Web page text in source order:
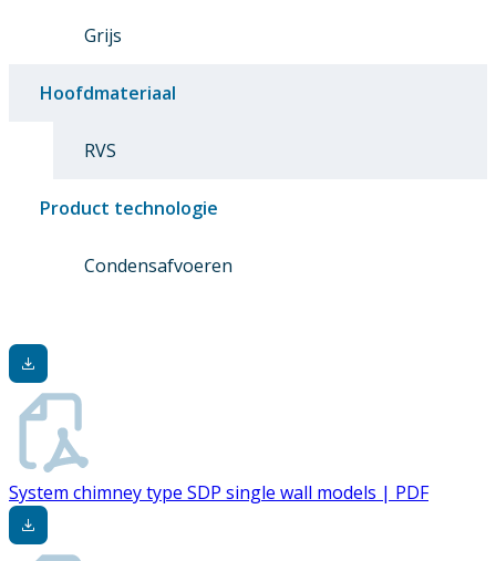
Grijs
Hoofdmateriaal
RVS
Product technologie
Condensafvoeren
System chimney type SDP single wall models | PDF